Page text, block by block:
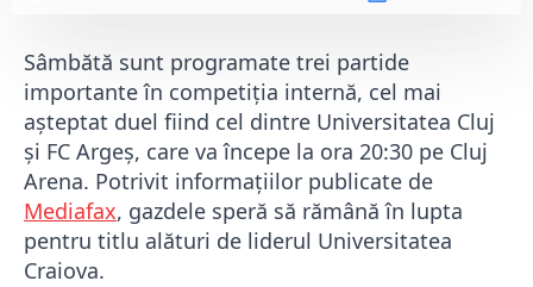
Sâmbătă sunt programate trei partide
importante în competiția internă, cel mai
așteptat duel fiind cel dintre Universitatea Cluj
și FC Argeș, care va începe la ora 20:30 pe Cluj
Arena. Potrivit informațiilor publicate de
Mediafax, gazdele speră să rămână în lupta
pentru titlu alături de liderul Universitatea
Craiova.